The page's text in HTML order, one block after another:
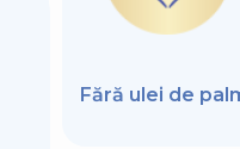
Fără ulei de